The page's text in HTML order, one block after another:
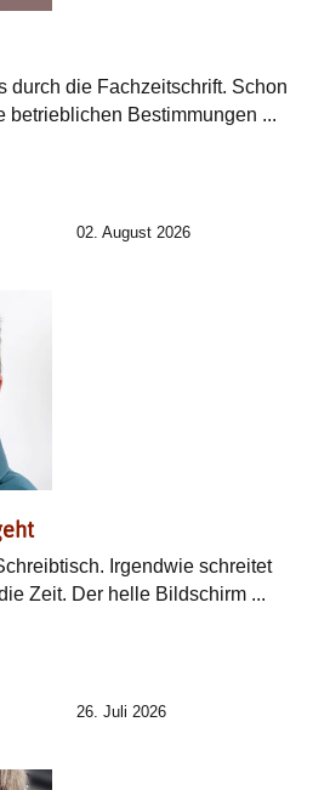
durch die Fachzeitschrift. Schon
betrieblichen Bestimmungen ...
02. August 2026
Irgendwie schreitet
Zeit. Der helle Bildschirm ...
26. Juli 2026